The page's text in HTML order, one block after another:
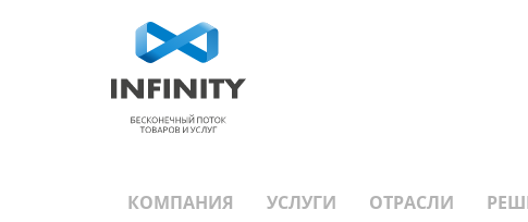
КОМПАНИЯ УСЛУГИ ОТРАСЛИ